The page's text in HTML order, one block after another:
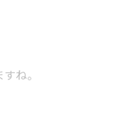
ね。